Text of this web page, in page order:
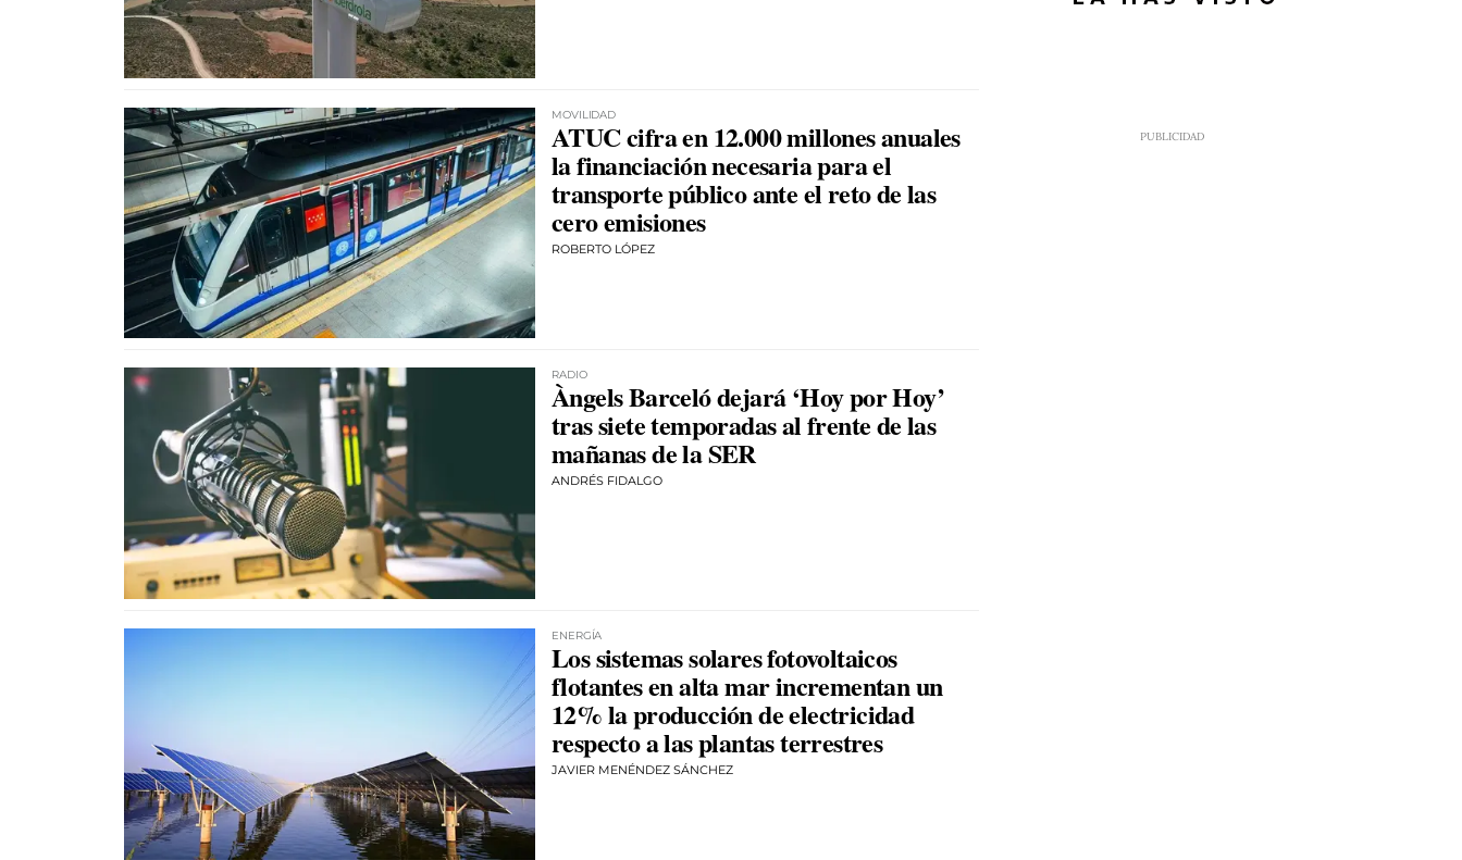
MOVILIDAD
ATUC cifra en 12.000 millones anuales
la financiación necesaria para el
transporte público ante el reto de las
cero emisiones
ROBERTO LÓPEZ
RADIO
Àngels Barceló dejará ‘Hoy por Hoy’
tras siete temporadas al frente de las
mañanas de la SER
ANDRÉS FIDALGO
ENERGÍA
Los sistemas solares fotovoltaicos
flotantes en alta mar incrementan un
12% la producción de electricidad
respecto a las plantas terrestres
JAVIER MENÉNDEZ SÁNCHEZ